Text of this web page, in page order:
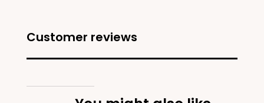
Customer reviews